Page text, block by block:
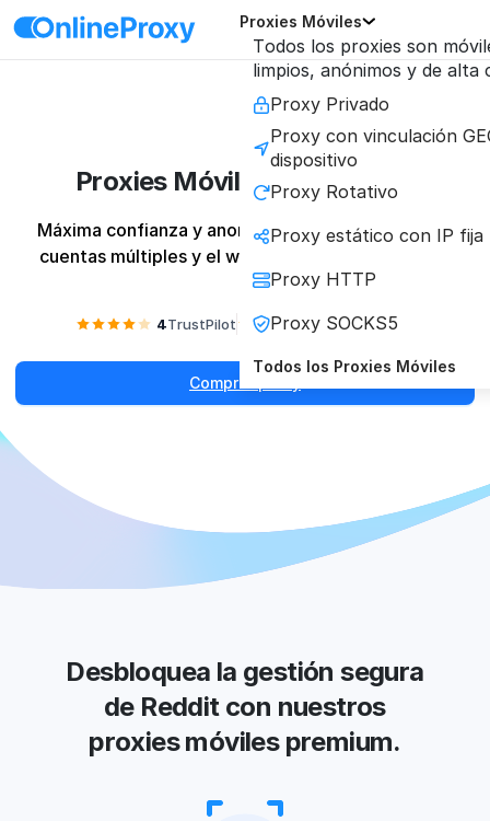
Proxies Móviles
Todos los proxies son
limpios, anónimos y de alta
Proxy Privado
Proxy con vinculación
dispositivo
Proxy Rotativo
Proxy estático con IP fija
Proxy HTTP
Proxy SOCKS5
Todos los Proxies Móviles
Proxies Móviles para Reddit
Máxima confianza y anonimato para la gestión de
cuentas múltiples y el web scraping sin bloqueos.
4TrustPilot 4.2Reviews.io
Comprar proxy
Desbloquea la gestión segura
de Reddit con nuestros
proxies móviles premium.